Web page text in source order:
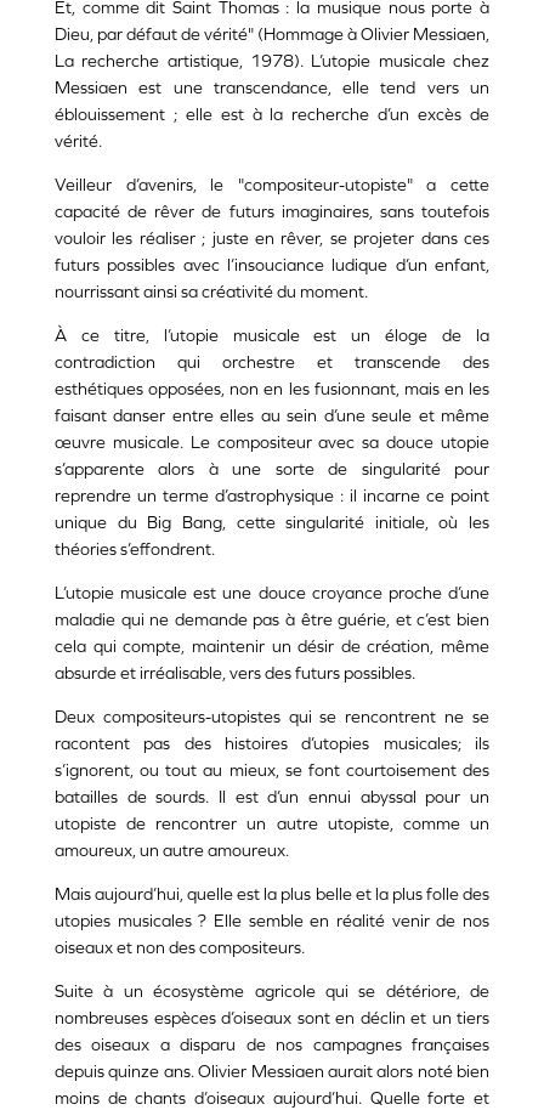
Et, comme dit Saint Thomas : la musique nous porte à
Dieu, par défaut de vérité" (Hommage à Olivier Messiaen,
La recherche artistique, 1978). L’utopie musicale chez
Messiaen est une transcendance, elle tend vers un
éblouissement ; elle est à la recherche d’un excès de
vérité.
Veilleur d’avenirs, le "compositeur-utopiste" a cette
capacité de rêver de futurs imaginaires, sans toutefois
vouloir les réaliser ; juste en rêver, se projeter dans ces
futurs possibles avec l’insouciance ludique d’un enfant,
nourrissant ainsi sa créativité du moment.
À ce titre, l’utopie musicale est un éloge de la
contradiction qui orchestre et transcende des
esthétiques opposées, non en les fusionnant, mais en les
faisant danser entre elles au sein d’une seule et même
œuvre musicale. Le compositeur avec sa douce utopie
s’apparente alors à une sorte de singularité pour
reprendre un terme d’astrophysique : il incarne ce point
unique du Big Bang, cette singularité initiale, où les
théories s’effondrent.
L’utopie musicale est une douce croyance proche d’une
maladie qui ne demande pas à être guérie, et c’est bien
cela qui compte, maintenir un désir de création, même
absurde et irréalisable, vers des futurs possibles.
Deux compositeurs-utopistes qui se rencontrent ne se
racontent pas des histoires d’utopies musicales; ils
s’ignorent, ou tout au mieux, se font courtoisement des
batailles de sourds. Il est d’un ennui abyssal pour un
utopiste de rencontrer un autre utopiste, comme un
amoureux, un autre amoureux.
Mais aujourd’hui, quelle est la plus belle et la plus folle des
utopies musicales ? Elle semble en réalité venir de nos
oiseaux et non des compositeurs.
Suite à un écosystème agricole qui se détériore, de
nombreuses espèces d’oiseaux sont en déclin et un tiers
des oiseaux a disparu de nos campagnes françaises
depuis quinze ans. Olivier Messiaen aurait alors noté bien
moins de chants d’oiseaux aujourd’hui. Quelle forte et